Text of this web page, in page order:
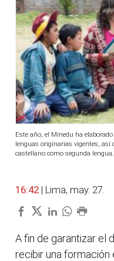
Este año, el Minedu ha
lenguas originarias vigentes, así
castellano como segunda lengua.
16:42 | Lima, may. 27.
A fin de garantizar el
recibir una formación